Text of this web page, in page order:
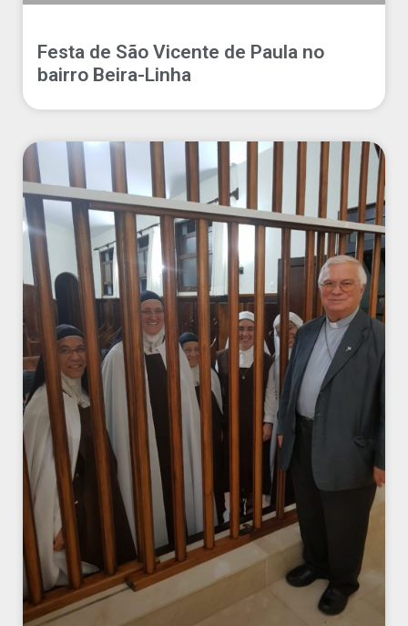
Festa de São Vicente de Paula no
bairro Beira-Linha